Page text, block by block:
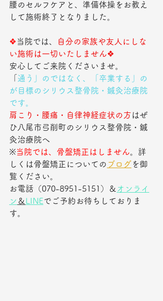
腰のセルフケアと、準備体操をお教え
して施術終了となりました。
❖当院では、
自分の家族や友人にしな
い施術は一切いたしません❖
安心してご来院くださいませ。
通う」のではなく、「卒業する」の
が目標のシリウス整骨院・鍼灸治療院
です。
肩こり・腰痛・自律神経症状の方はぜ
ひ八尾市弓削町のシリウス整骨院・鍼
灸治療院へ
※当院では、骨盤矯正はしません 。詳
しくは骨盤矯正についての ブログ を御
覧ください。
お電話（070-8951-5151）＆ オンライ
ン ＆ LINEでご予約お待ちしておりま
す。